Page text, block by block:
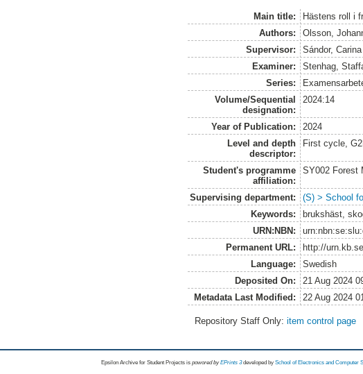
Main title:
Hästens roll i
Authors:
Olsson,
Supervisor:
Sándor, Carina
Examiner:
Stenhag,
Series:
Volume/Sequential
designation:
2024:14
Year of Publication:
2024
Level and depth
descriptor:
First cycle,
Student's programme
affiliation:
SY002 Forest
Supervising department:
(S) > School
Keywords:
brukshäst,
URN:NBN:
Permanent URL:
http://
Language:
Swedish
Deposited On:
21 Aug 2024
Metadata Last Modified:
22 Aug 2024
Repository Staff Only:item control page
Epsilon Archive for Student Projects is powored byEPrints 3 developed by School of Electronics and Computer